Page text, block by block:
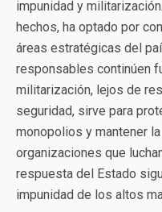
impunidad y
hechos, ha optado por
áreas estratégicas del
responsables continúen
militarización, lejos de
seguridad, sirve para
monopolios y mantener
organizaciones que
respuesta del Estado
impunidad de los altos